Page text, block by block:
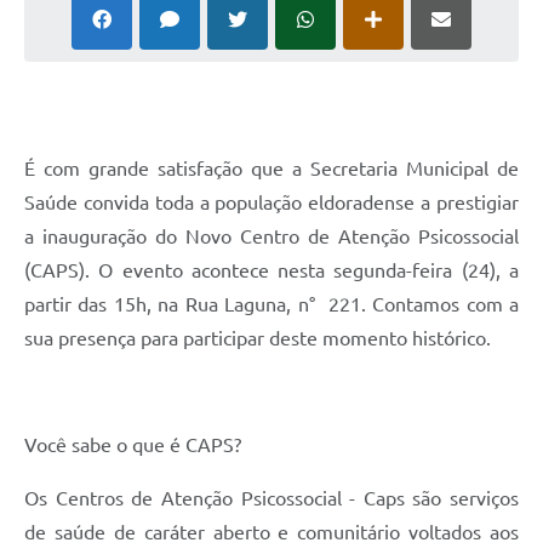
É com grande satisfação que a Secretaria Municipal de
Saúde convida toda a população eldoradense a prestigiar
a inauguração do Novo Centro de Atenção Psicossocial
(CAPS). O evento acontece nesta segunda-feira (24), a
partir das 15h, na Rua Laguna, n° 221. Contamos com a
sua presença para participar deste momento histórico.
Você sabe o que é CAPS?
Os Centros de Atenção Psicossocial - Caps são serviços
de saúde de caráter aberto e comunitário voltados aos